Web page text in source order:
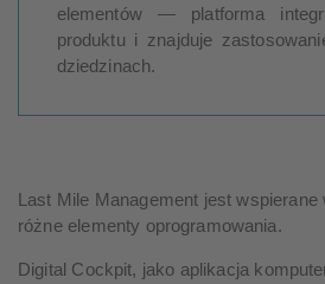
elementów — platforma
produktu i znajduje
dziedzinach.
Last Mile Management jest
różne elementy oprogramowania.
Digital Cockpit, jako aplikacja